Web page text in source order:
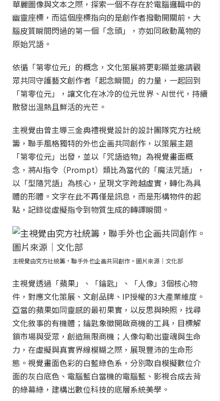
華麗圖像與文本之際，探索一個不存在於電腦邏輯中的
幽靈座標，而這個座標指向的是創作者撥動開關前，大
腦皮質瞬間閃過的第一個「念頭」，亦如同啟動萬物的
原始咒語。
依循「第零位元」的概念，文化策展將更彰顯並邀請觀
眾共同守護藝文創作者「起念瞬間」的力量，一起回到
「第零位元」，讓文化在冰冷的位元世界、AI世代，持續
散發出溫熱且鮮活的光芒。
主視覺由曾主導三金典禮視覺設計的設計團隊究方社統
籌，聯手風格獨特的外也企画共同創作，以策展主題
「第零位元」出發，並以「咒語造物」為視覺畫面概
念，將AI指令（Prompt）類比為當代的「魔法咒語」，
以「型隨咒語」為核心，呈現文字跨越虛實，轉化為具
體的形體。文字在此不再僅是訊息，而是形構物件的起
點，記錄從虛擬指令到物質生成的轉譯瞬間。
主視覺由究方社統籌，聯手外也企画共同創作。圖片來源｜文化部
主視覺透過「蘋果」、「鑰匙」、「人像」3個核心物
件，對應文化策展、文創品牌、IP授權的3大產業維度。
亞當的蘋果如同靈感的最初果實，以反思與映照，找尋
文化敘事的有機體；鑰匙象徵開啟商機的工具，目標解
鎖市場與受眾，創造無限商機；人像勾勒出靈魂與生命
力，在虛擬與真實界線模糊之際，展現豐沛的生命形
態。視覺畫面色彩的白藍綠色系，分別取自模擬數位介
面的灰白底色、電腦藍白當機的電腦藍、影視合成去背
的綠幕綠，建構出數位科技的底層系統美學。